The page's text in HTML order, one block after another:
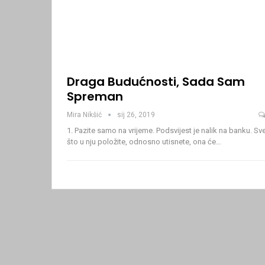
Draga Budućnosti, Sada Sam
Spreman
Mira Nikšić sij 26, 2019
1. Pazite samo na vrijeme. Podsvijest je nalik na banku.
što u nju položite, odnosno utisnete, ona će…